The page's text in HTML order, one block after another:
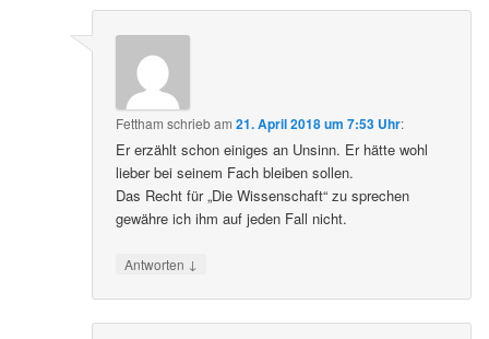
Fettham schriebam21. April 2018 um 7:53 Uhr:
Er erzählt schon einiges an Unsinn. Er hätte wohl
lieber bei seinem Fach bleiben sollen.
Das Recht für „Die Wissenschaft“ zu sprechen
gewähre ich ihm auf jeden Fall nicht.
Antworten ↓